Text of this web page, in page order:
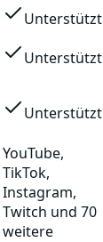
Unterstützt
Unterstützt
Unterstützt
YouTube,
TikTok,
Instagram,
Twitch und 70
weitere